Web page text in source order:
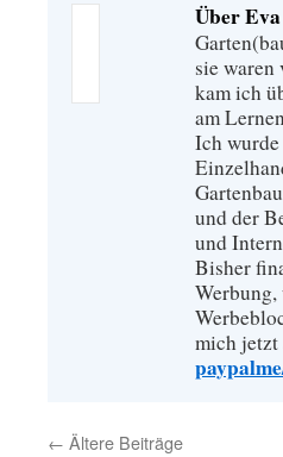
Über
sie
kam ich
am
Ich
und der
und
Bisher
Werbung,
mich jetzt
← Ältere Beiträge